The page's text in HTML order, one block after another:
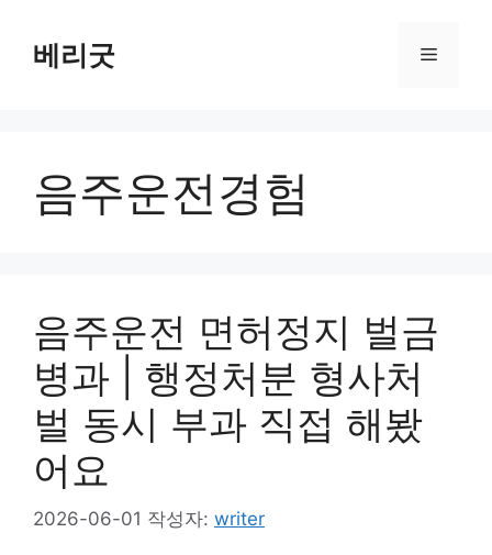
베리굿 메
음주운전경험
음주운전 면허정지 벌금
병과 | 행정처분 형사처
벌 동시 부과 직접 해봤
어요
2026-06-01 작성자: writer